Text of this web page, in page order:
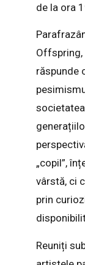
de la ora
Offspring,
răspunde
„copil”,
vârstă, ci
prin
Reuniți